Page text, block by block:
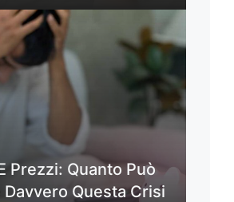
Prezzi: Quanto Può
Questa Crisi